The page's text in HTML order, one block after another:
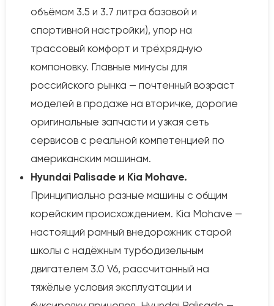
объёмом 3.5 и 3.7 литра базовой и
спортивной настройки), упор на
трассовый комфорт и трёхрядную
компоновку. Главные минусы для
российского рынка — почтенный возраст
моделей в продаже на вторичке, дорогие
оригинальные запчасти и узкая сеть
сервисов с реальной компетенцией по
американским машинам.
Hyundai Palisade и Kia Mohave.
Принципиально разные машины с общим
корейским происхождением. Kia Mohave —
настоящий рамный внедорожник старой
школы с надёжным турбодизельным
двигателем 3.0 V6, рассчитанный на
тяжёлые условия эксплуатации и